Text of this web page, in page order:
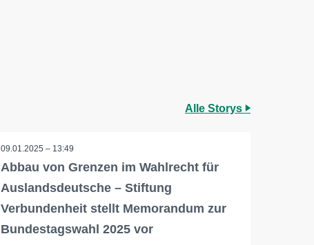
Alle Storys
09.01.2025 – 13:49
Abbau von Grenzen im Wahlrecht für
Auslandsdeutsche – Stiftung
Verbundenheit stellt Memorandum zur
Bundestagswahl 2025 vor